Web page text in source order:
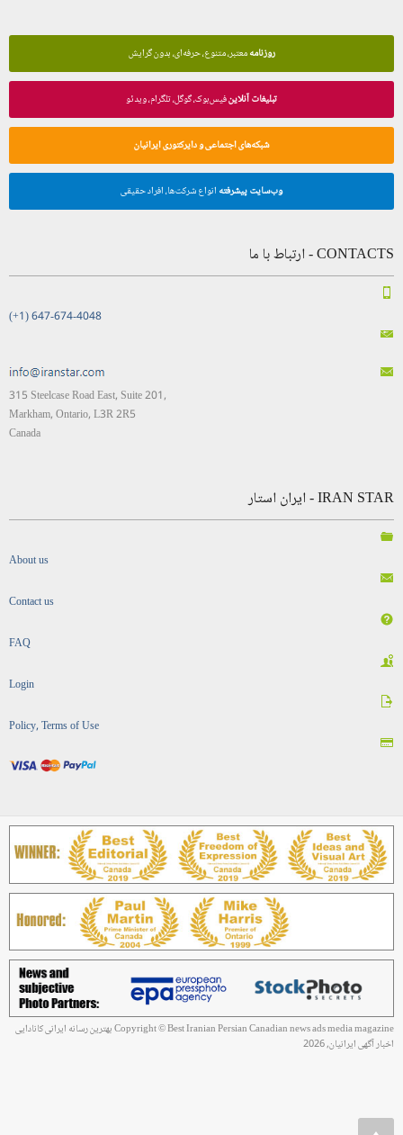
روزنامهمعتبر، متنوع، حرفه‌ای، بدون گرایش
تبلیغات آنلاینفیس‌بوک، گوگل، تلگرام، ویدئو
شبکه‌های اجتماعی و دایرکتوری ایرانیان
وب‌سایت پیشرفته انواع شرکت‌ها، افراد حقیقی
CONTACTS - ارتباط با ما
(+1) 647-674-4048
315 Steelcase Road East, Suite 201,
Markham, Ontario, L3R 2R5
Canada
IRAN STAR - ایران استار
About us
Contact us
FAQ
Login
Policy, Terms of Use
Copyright © Best Iranian Persian Canadian news ads media magazine بهترین رسانه ایرانی کانادایی
اخبار آگهی ایرانیان, 2026